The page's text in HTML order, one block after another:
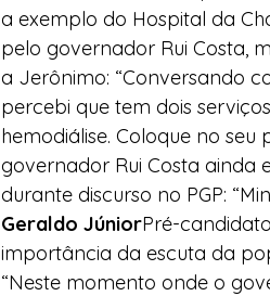
a exemplo do Hospital da
pelo governador Rui Costa,
a Jerônimo: “Conversando
percebi que tem dois
hemodiálise. Coloque no
governador Rui Costa ainda
durante discurso no PGP:
Geraldo JúniorPré-
importância da escuta da
“Neste momento onde o